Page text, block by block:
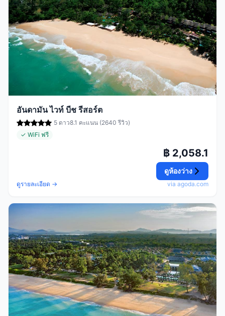
อันดามัน ไวท์ บีช รีสอร์ต
5 ดาว8.1 คะแนน (2640 รีวิว)
✓ WiFi ฟรี
ดูรายละเอียด →
฿ 2,058.1
ดูห้องว่าง
via agoda.com